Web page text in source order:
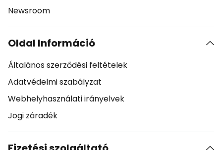
Newsroom
Oldal Információ
Általános szerződési feltételek
Adatvédelmi szabályzat
Webhelyhasználati irányelvek
Jogi záradék